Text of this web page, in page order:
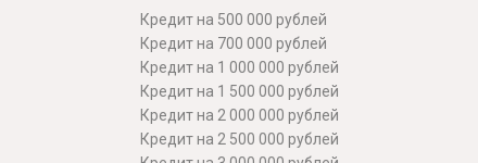
Кредит на 500 000 рублей
Кредит на 700 000 рублей
Кредит на 1 000 000 рублей
Кредит на 1 500 000 рублей
Кредит на 2 000 000 рублей
Кредит на 2 500 000 рублей